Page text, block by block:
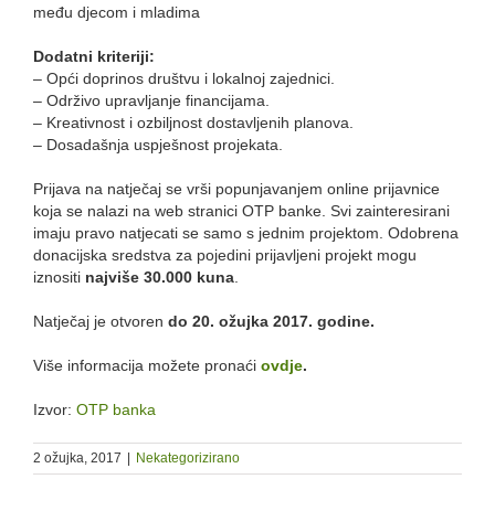
među djecom i mladima
Dodatni kriteriji:
– Opći doprinos društvu i lokalnoj zajednici.
– Održivo upravljanje financijama.
– Kreativnost i ozbiljnost dostavljenih planova.
– Dosadašnja uspješnost projekata.
Prijava na natječaj se vrši popunjavanjem online prijavnice
koja se nalazi na web stranici OTP banke. Svi zainteresirani
imaju pravo natjecati se samo s jednim projektom. Odobrena
donacijska sredstva za pojedini prijavljeni projekt mogu
iznositi najviše 30.000 kuna
Natječaj je otvoren do 20. ožujka 2017. godine.
Više informacija možete pronaći ovdje.
Izvor: OTP banka
2 ožujka, 2017 | Nekategorizirano